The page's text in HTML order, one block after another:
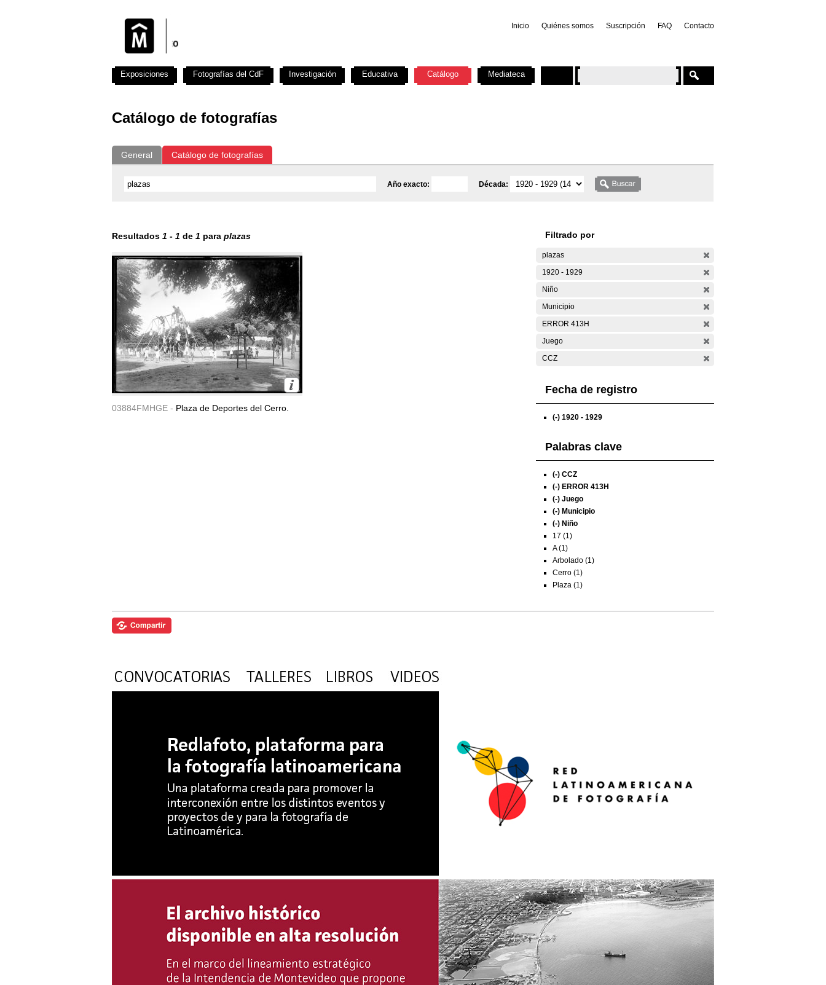
Inicio Quiénes somos Suscripción FAQ Contacto
Catálogo de fotografías
General Catálogo de fotografías
Año exacto: Década:
Resultados 1 - 1 de 1 para plazas
03884FMHGE - Plaza de Deportes del Cerro.
Filtrado por
plazas
1920 - 1929
Niño
Municipio
ERROR 413H
Juego
CCZ
Fecha de registro
(-) 1920 - 1929
Palabras clave
(-) CCZ
(-) ERROR 413H
(-) Juego
(-) Municipio
(-) Niño
17 (1)
A (1)
Arbolado (1)
Cerro (1)
Plaza (1)
Exposiciones Fotografías del CdF Investigación Educativa Catálogo Mediateca